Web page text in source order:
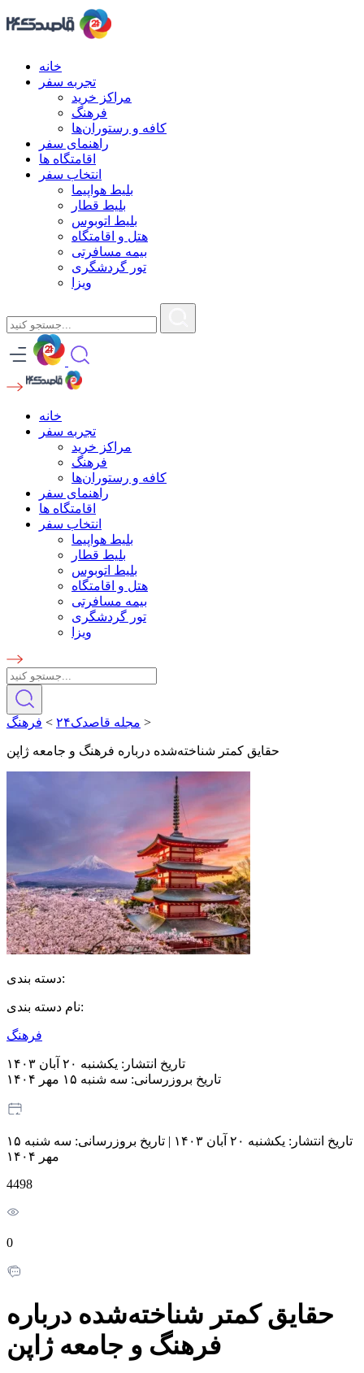
خانه
تجربه سفر
مراکز خرید
فرهنگ
کافه و رستوران‌ها
راهنمای سفر
اقامتگاه ها
انتخاب سفر
بلیط هواپیما
بلیط قطار
بلیط اتوبوس
هتل و اقامتگاه
بیمه مسافرتی
تور گردشگری
ویزا
خانه
تجربه سفر
مراکز خرید
فرهنگ
کافه و رستوران‌ها
راهنمای سفر
اقامتگاه ها
انتخاب سفر
بلیط هواپیما
بلیط قطار
بلیط اتوبوس
هتل و اقامتگاه
بیمه مسافرتی
تور گردشگری
ویزا
مجله قاصدک۲۴ > فرهنگ >
حقایق کمتر شناخته‌شده درباره فرهنگ و جامعه ژاپن
دسته بندی:
نام دسته بندی:
فرهنگ
تاریخ انتشار: یکشنبه ۲۰ آبان ۱۴۰۳
تاریخ بروزرسانی: سه شنبه ۱۵ مهر ۱۴۰۴
تاریخ انتشار: یکشنبه ۲۰ آبان ۱۴۰۳ | تاریخ بروزرسانی:
سه شنبه ۱۵
مهر ۱۴۰۴
4498
0
حقایق کمتر شناخته‌شده درباره
فرهنگ و جامعه ژاپن